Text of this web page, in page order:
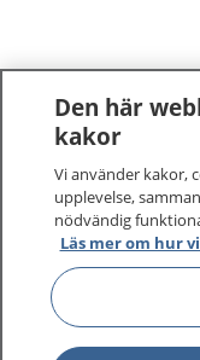
1177–tryggt
På 1177.se får
sjukdomar och
Den här
kakor
Vi använder kakor,
upplevelse,
nödvändig
Läs mer om hur